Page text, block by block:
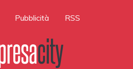
Pubblicità RSS